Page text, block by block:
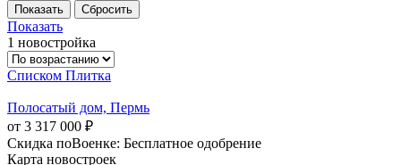
Показать
1 новостройка
Списком Плитка
Полосатый дом, Пермь
от 3 317 000 ₽
Скидка поВоенке: Бесплатное одобрение
Карта новостроек